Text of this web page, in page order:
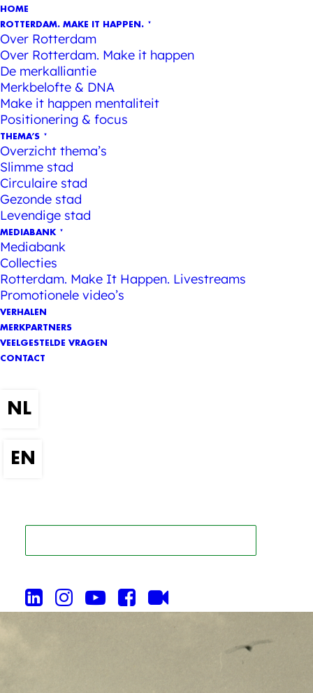
HOME
ROTTERDAM. MAKE IT HAPPEN.
Over Rotterdam
Over Rotterdam. Make it happen
De merkalliantie
Merkbelofte & DNA
Make it happen mentaliteit
Positionering & focus
THEMA’S
Overzicht thema’s
Slimme stad
Circulaire stad
Gezonde stad
Levendige stad
MEDIABANK
Mediabank
Collecties
Rotterdam. Make It Happen. Livestreams
Promotionele video’s
VERHALEN
MERKPARTNERS
VEELGESTELDE VRAGEN
CONTACT